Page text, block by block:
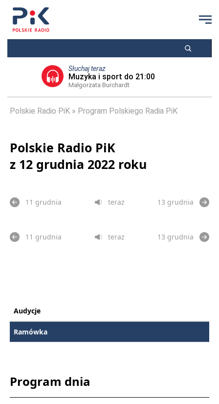
Słuchaj teraz
Muzyka i sport do 21:00
Małgorzata Burchardt
Polskie Radio PiK Program Polskiego Radia PiK
Polskie Radio PiK
z 12 grudnia 2022 roku
11 grudnia teraz 13 grudnia
11 grudnia teraz 13 grudnia
Audycje
Ramówka
Program dnia